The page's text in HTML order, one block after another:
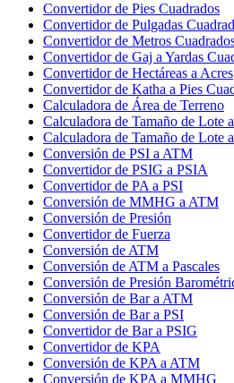
Convertidor de Pies Cuadrados
Convertidor de Pulgadas
Convertidor de Metros
Convertidor de Gaj a Yardas
Convertidor de Hectáreas a Acres
Convertidor de Katha a Pies
Calculadora de Área de Terreno
Calculadora de Tamaño de Lote
Calculadora de Tamaño de Lote
Conversión de PSI a ATM
Convertidor de PSIG a PSIA
Convertidor de PA a PSI
Conversión de MMHG a ATM
Conversión de Presión
Convertidor de Fuerza
Conversión de ATM
Conversión de ATM a Pascales
Conversión de Presión
Conversión de Bar a ATM
Conversión de Bar a PSI
Convertidor de Bar a PSIG
Convertidor de KPA
Conversión de KPA a ATM
Conversión de KPA a MMHG